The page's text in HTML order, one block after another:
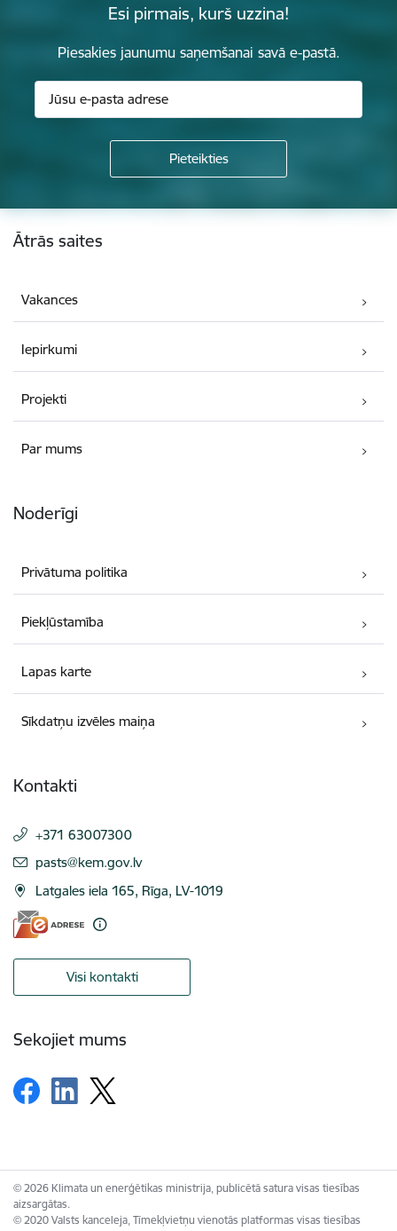
Esi pirmais, kurš uzzina!
Piesakies jaunumu saņemšanai savā e-pastā.
Kājene
Ātrās saites
Vakances
Iepirkumi
Projekti
Par mums
Noderīgi
Privātuma politika
Piekļūstamība
Lapas karte
Sīkdatņu izvēles maiņa
Kontakti
+371 63007300
E-pasts:
pasts@kem.gov.lv
Latgales iela 165, Rīga, LV-1019
Visi kontakti
Sekojiet mums
© 2026 Klimata un enerģētikas ministrija, publicētā satura visas tiesības
aizsargātas.
© 2020 Valsts kanceleja, Tīmekļvietņu vienotās platformas visas tiesības